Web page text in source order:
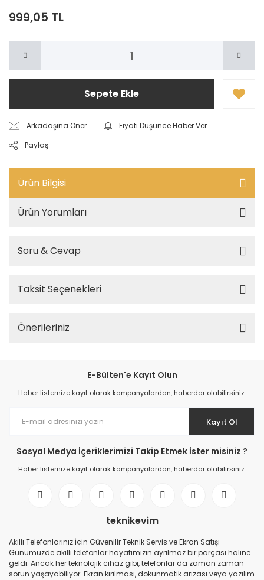
999,05 TL
Sepete Ekle
Arkadaşına Öner
Fiyatı Düşünce Haber Ver
Paylaş
Ürün Bilgisi
Ürün Yorumları
Soru & Cevap
Taksit Seçenekleri
Önerileriniz
E-Bülten'e Kayıt Olun
Haber listemize kayıt olarak kampanyalardan, haberdar olabilirsiniz.
Kayıt Ol
Sosyal Medya İçeriklerimizi Takip Etmek İster misiniz ?
Haber listemize kayıt olarak kampanyalardan, haberdar olabilirsiniz.
teknikevim
Akıllı Telefonlarınız İçin Güvenilir Teknik Servis ve Ekran Satışı
Günümüzde akıllı telefonlar hayatımızın ayrılmaz bir parçası haline
geldi. Ancak her teknolojik cihaz gibi, telefonlar da zaman zaman
sorun yaşayabiliyor. Ekran kırılması, dokunmatik arızası veya yazılım